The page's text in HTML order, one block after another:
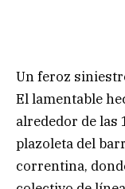
Un feroz
El lamentable
alrededor de las
plazoleta del
correntina,